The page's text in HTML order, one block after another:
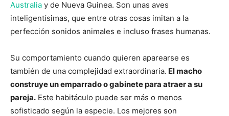
Australia y de Nueva Guinea. Son unas aves
inteligentísimas, que entre otras cosas imitan a la
perfección sonidos animales e incluso frases humanas.
Su comportamiento cuando quieren aparearse es
también de una complejidad extraordinaria. El macho
construye un emparrado o gabinete para atraer a su
pareja. Este habitáculo puede ser más o menos
sofisticado según la especie. Los mejores son